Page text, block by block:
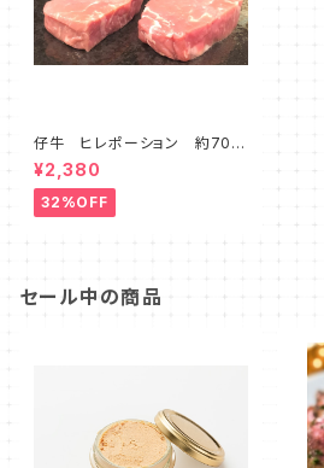
仔牛 ヒレポーション 約70ｇ
×２枚/パック
¥2,380
32%OFF
セール中の商品